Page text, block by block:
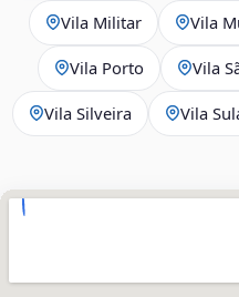
Vila Militar Vila
Vila Porto Vila
Vila Silveira Vila